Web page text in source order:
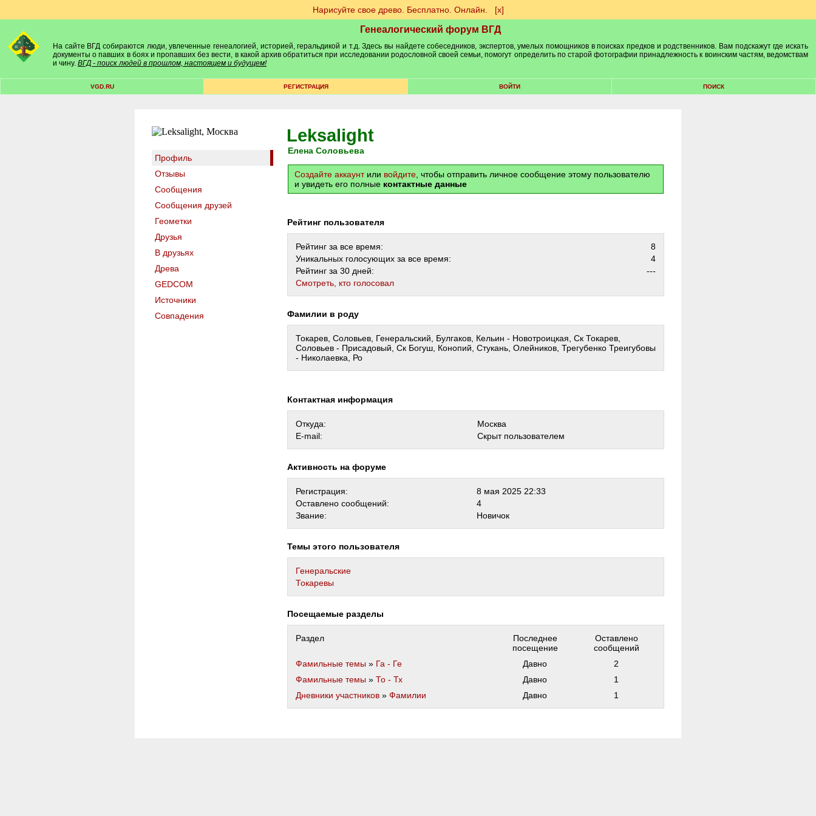
Нарисуйте свое древо. Бесплатно. Онлайн. [х]
Генеалогический форум ВГД
На сайте ВГД собираются люди, увлеченные генеалогией, историей, геральдикой и т.д. Здесь вы найдете собеседников, экспертов, умелых помощников в поисках предков и родственников. Вам подскажут где искать
документы о павших в боях и пропавших без вести, в какой архив обратиться при исследовании родословной своей семьи, помогут определить по старой фотографии принадлежность к воинским частям, ведомствам
и чину. ВГД - поиск людей в прошлом, настоящем и будущем!
VGD.RU РЕГИСТРАЦИЯ ВОЙТИ ПОИСК
Профиль
Отзывы
Сообщения
Сообщения друзей
Геометки
Друзья
В друзьях
Древа
GEDCOM
Источники
Совпадения
Leksalight
Елена Соловьева
Создайте аккаунтили войдите , чтобы отправить личное сообщение этому пользователю
и увидеть его полные контактные данные
Рейтинг пользователя
Рейтинг за все время:
8
Уникальных голосующих за все время:
4
Рейтинг за 30 дней:
---
Cмотреть, кто голосовал
Фамилии в роду
Токарев, Соловьев, Генеральский, Булгаков, Кельин - Новотроицкая, Ск Токарев,
Соловьев - Присадовый, Ск Богуш, Конопий, Стукань, Олейников, Трегубенко Треигубовы
- Николаевка, Ро
Контактная информация
Откуда:
Москва
E-mail:
Скрыт пользователем
Активность на форуме
Регистрация:
8 мая 2025 22:33
Оставлено сообщений:
4
Звание:
Новичок
Темы этого пользователя
Генеральские
Токаревы
Посещаемые разделы
Раздел
Последнее
посещение
Оставлено
сообщений
Фамильные темы » Га - Ге Давно
2
Фамильные темы » То - Тх Давно
1
Дневники участников » Фамилии Давно 1